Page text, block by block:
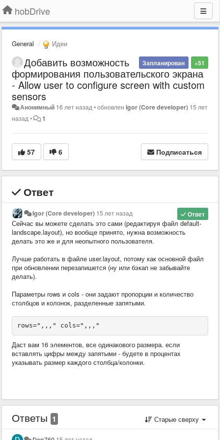
hobDrive
General Идеи
+51
Запланирован
Добавить возможность
формирования пользовательского экрана
- Allow user to configure screen with custom
sensors
Анонимный 16 лет назад •обновленIgor (Core developer) 15 лет
назад • 1
57 6 Подписаться
Ответ
Ответ
Igor (Core developer) 15 лет назад
Сейчас вы можете сделать это сами (редактируя файл default-
landscape.layout), но вообще принято, нужна возможность
делать это же и для неопытного пользователя.
Лучше работать в файле user.layout, потому как основной файл
при обновлении перезапишется (ну или бэкап не забывайте
делать).
Параметры rows и cols - они задают пропорции и количество
столбцов и колонок, разделенные запятыми.
rows=",,," cols=",,,"
Даст вам 16 элементов, все одинакового размера. если
вставлять цифры между запятыми - будете в процентах
указывать размер каждого столбца/колонки.
Ответы 1 Старые сверху